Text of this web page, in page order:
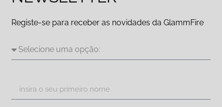
Registe-se para receber as novidades da GlammFire